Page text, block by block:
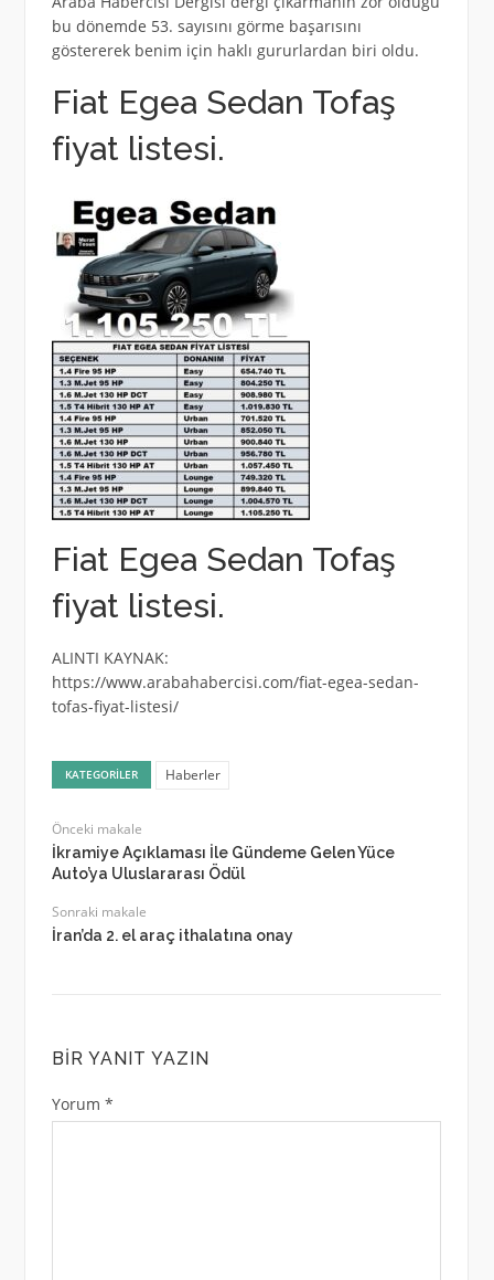
bu dönemde 53. sayısını görme başarısını
göstererek benim için haklı gururlardan biri oldu.
Fiat Egea Sedan Tofaş
fiyat listesi.
Fiat Egea Sedan Tofaş
fiyat listesi.
ALINTI KAYNAK:
https://www.arabahabercisi.com/fiat-egea-sedan-
tofas-fiyat-listesi/
KATEGORILER Haberler
Önceki makale
İkramiye Açıklaması İle Gündeme Gelen Yüce
Auto’ya Uluslararası Ödül
Sonraki makale
İran’da 2. el araç ithalatına onay
BIR YANIT YAZIN
Yorum *